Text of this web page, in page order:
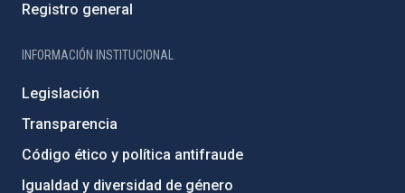
Registro general
INFORMACIÓN INSTITUCIONAL
Legislación
Transparencia
Código ético y política antifraude
Igualdad y diversidad de género